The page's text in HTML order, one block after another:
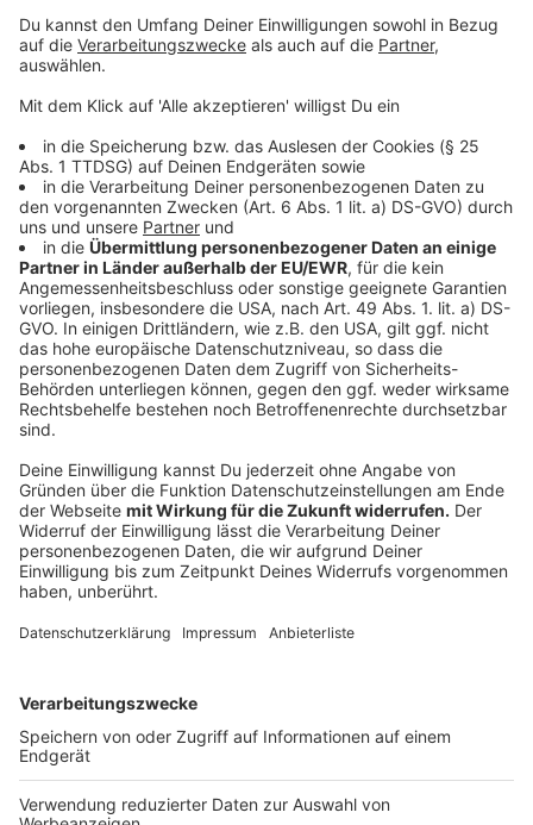
"Tierwohl-Labels" entsprechen, was ein Ausdruck von
Qualität sei.
Anzeige
Land will auch eine Tierschutz-Datenbank
einrichten
Anzeige
In einer neuen Datenbank soll außerdem alles
gesammelt werden, was über die Nutztiere bekannt
ist: Welche Medikamente werden gegeben, wie ist der
allgemeine Zustand der Tiere. Damit sollen besonders
desolate Zustände in den Mastbetrieben schneller
entdeckt werden. Diese neue Datenbank ist vom
Landeskabinett schon beschlossen und soll Mitte des
Jahres anlaufen.
Autor: José Narciandi